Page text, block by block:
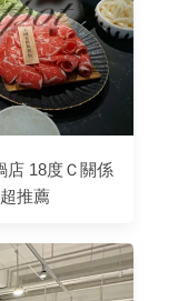
店 18度Ｃ關係
推薦